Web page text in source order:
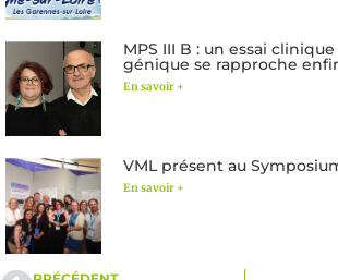
MPS III B : un essai
génique se rapproche
En savoir +
VML présent au
En savoir +